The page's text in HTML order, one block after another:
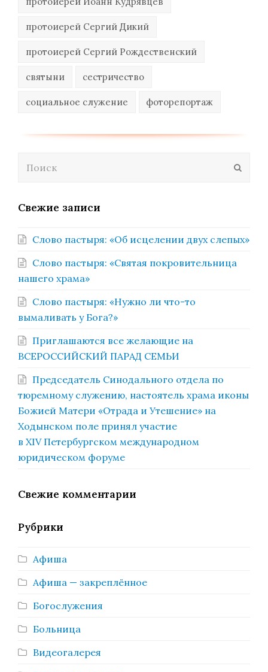
протоиерей Сергий Дикий
протоиерей Сергий Рождественский
святыни сестричество
социальное служение фоторепортаж
Свежие записи
Слово пастыря: «Об исцелении двух слепых»
Слово пастыря: «Святая покровительница
нашего храма»
Слово пастыря: «Нужно ли что-то
вымаливать у Бога?»
Приглашаются все желающие на
ВСЕРОССИЙСКИЙ ПАРАД СЕМЬИ
Председатель Синодального отдела по
тюремному служению, настоятель храма иконы
Божией Матери «Отрада и Утешение» на
Ходынском поле принял участие
в XIV Петербургском международном
юридическом форуме
Свежие комментарии
Рубрики
Афиша
Афиша — закреплённое
Богослужения
Больница
Видеогалерея